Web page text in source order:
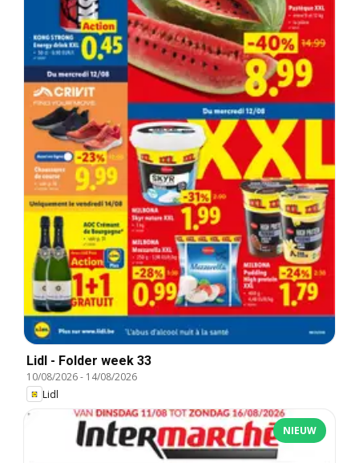
Lidl - Folder week 33
10/08/2026- 14/08/2026
Lidl
NIEUW